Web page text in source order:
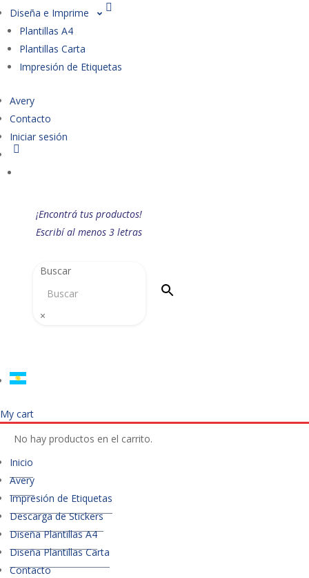
Diseña e Imprime
Plantillas A4
Plantillas Carta
Impresión de Etiquetas
Avery
Contacto
Iniciar sesión
¡Encontrá tus productos!
Escribí al menos 3 letras
Buscar
×
My cart
No hay productos en el carrito.
Inicio
Avery
Impresión de Etiquetas
Descarga de Stickers
Diseña Plantillas A4
Diseña Plantillas Carta
Contacto